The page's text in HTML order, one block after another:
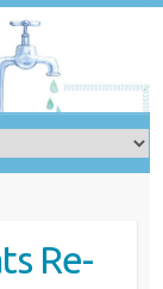
Re-